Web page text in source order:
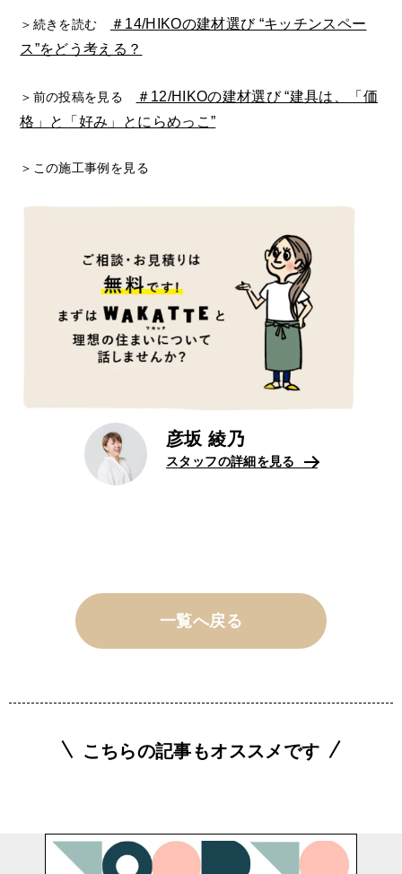
＞続きを読む
＃14/HIKOの建材選び “キッチンスペー
ス”をどう考える？
＞前の投稿を見る
＃12/HIKOの建材選び “建具は、「価
格」と「好み」とにらめっこ”
＞この施工事例を見る
彦坂 綾乃
スタッフの詳細を見る
一覧へ戻る
こちらの記事もオススメです